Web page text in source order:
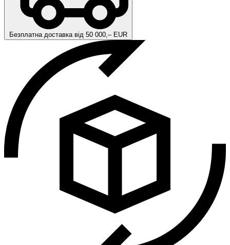
Безплатна доставка від 50 000,– EUR